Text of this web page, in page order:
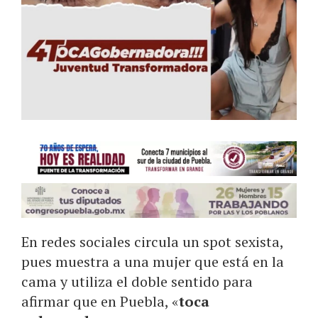
En redes sociales circula un spot sexista,
pues muestra a una mujer que está en la
cama y utiliza el doble sentido para
afirmar que en Puebla, «toca